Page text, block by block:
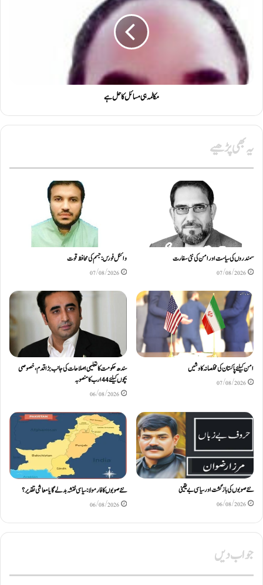
مکالمہ ہی مسائل کا حل ہے
یہ بھی پڑھیے
سمندروں کی سیاست اور امن کی نئی سفارت
07/08/2026
وائٹل فورس: جسم کی محافظ قوت
07/08/2026
امن کیلئے پاکستان کی مخلصانہ کاوشیں
07/08/2026
سندھ حکومت کا تعلیمی اصلاحات کی جانب بڑا قدم، خصوصی
بچوں کیلئے44 ارب کا منصوبہ
06/08/2026
نئے صوبوں کی بازگشت اور سیاسی بے یقینی
06/08/2026
نئے صوبوں کا فارمولا: سیاسی نقشہ بدلے گا یا معاشی تقدیر؟
06/08/2026
جواب دیں